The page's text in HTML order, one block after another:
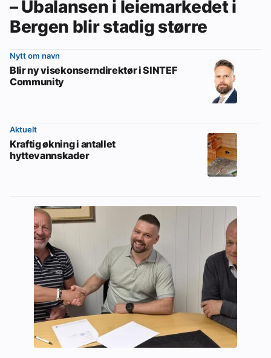
– Ubalansen i leiemarkedet i
Bergen blir stadig større
Nytt om navn
Blir ny visekonserndirektør i SINTEF
Community
Aktuelt
Kraftig økning i antallet
hyttevannskader